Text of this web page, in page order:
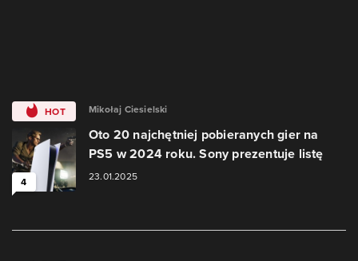
HOT
4
Mikołaj Ciesielski
Oto 20 najchętniej pobieranych gier na
PS5 w 2024 roku. Sony prezentuje listę
23.01.2025